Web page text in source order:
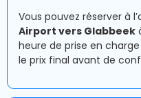
Vous pouvez réserver à
Airport vers Glabbeek
heure de prise en
le prix final avant de